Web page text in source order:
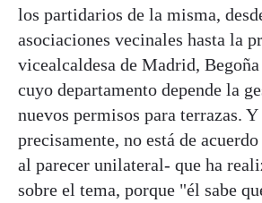
los partidarios de la misma,
asociaciones vecinales hasta la
vicealcaldesa de Madrid,
cuyo departamento depende la
nuevos permisos para terrazas.
precisamente, no está de
al parecer unilateral- que ha
sobre el tema, porque "él sabe